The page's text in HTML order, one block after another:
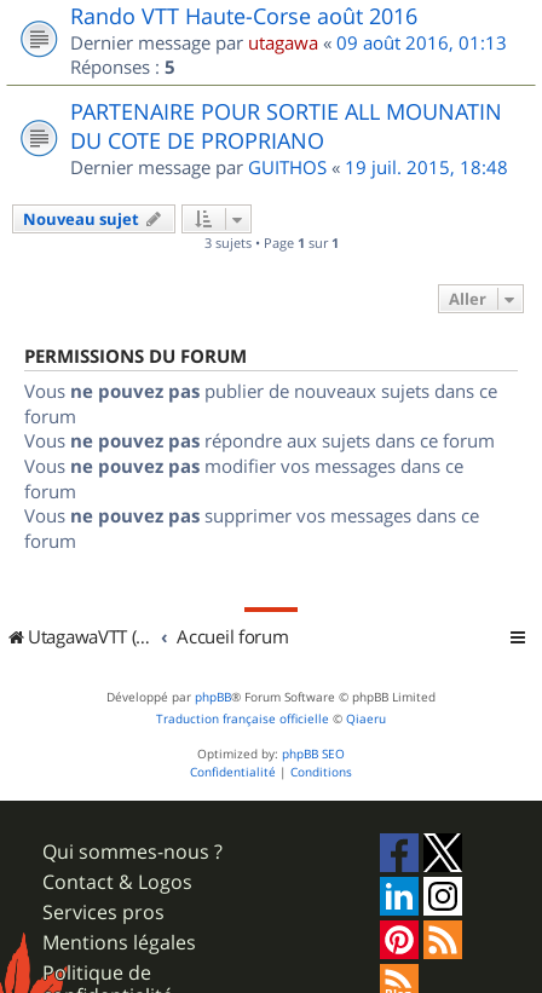
Rando VTT Haute-Corse août 2016
Dernier message par utagawa « 09 août 2016, 01:13
Réponses : 5
PARTENAIRE POUR SORTIE ALL MOUNATIN
DU COTE DE PROPRIANO
Dernier message par GUITHOS « 19 juil. 2015, 18:48
Nouveau sujet
3 sujets • Page 1 sur 1
Aller
PERMISSIONS DU FORUM
Vous ne pouvez pas publier de nouveaux sujets dans ce
forum
Vous ne pouvez pas répondre aux sujets dans ce forum
Vous ne pouvez pas modifier vos messages dans ce
forum
Vous ne pouvez pas supprimer vos messages dans ce
forum
UtagawaVTT (Randos VTT et VTTAE avec traces GPS) Accueil forum
Développé par phpBB® Forum Software © phpBB Limited
Traduction française officielle © Qiaeru
Optimized by: phpBB SEO
Confidentialité | Conditions
Qui sommes-nous ?
Contact & Logos
Services pros
Mentions légales
Politique de